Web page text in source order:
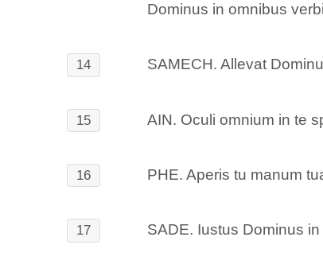
Dominus in omnibus
14 SAMECH. Allevat
15 AIN. Oculi omnium in te
16 PHE. Aperis tu manum
17 SADE. Iustus Dominus